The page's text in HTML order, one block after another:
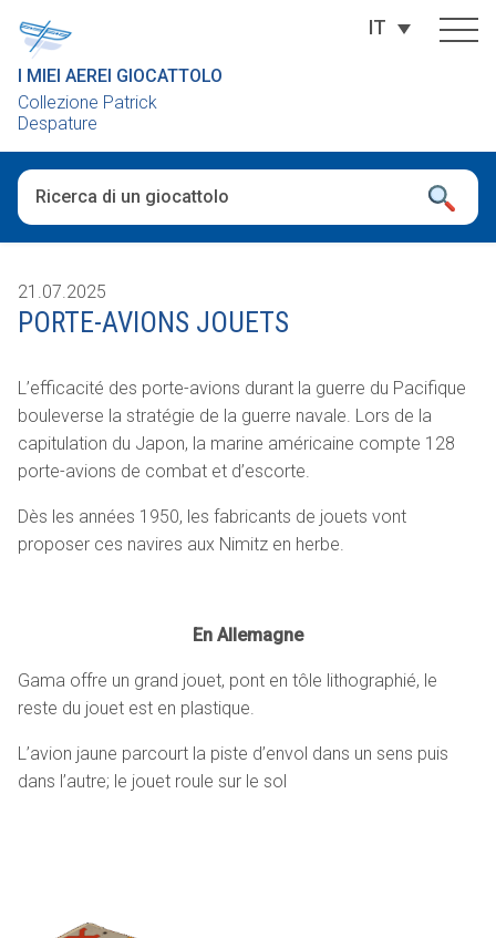
I MIEI AEREI GIOCATTOLO
Collezione Patrick
Despature
IT
21.07.2025
PORTE-AVIONS JOUETS
L’efficacité des porte-avions durant la guerre du Pacifique
bouleverse la stratégie de la guerre navale. Lors de la
capitulation du Japon, la marine américaine compte 128
porte-avions de combat et d’escorte.
Dès les années 1950, les fabricants de jouets vont
proposer ces navires aux Nimitz en herbe.
En Allemagne
Gama offre un grand jouet, pont en tôle lithographié, le
reste du jouet est en plastique.
L’avion jaune parcourt la piste d’envol dans un sens puis
dans l’autre; le jouet roule sur le sol